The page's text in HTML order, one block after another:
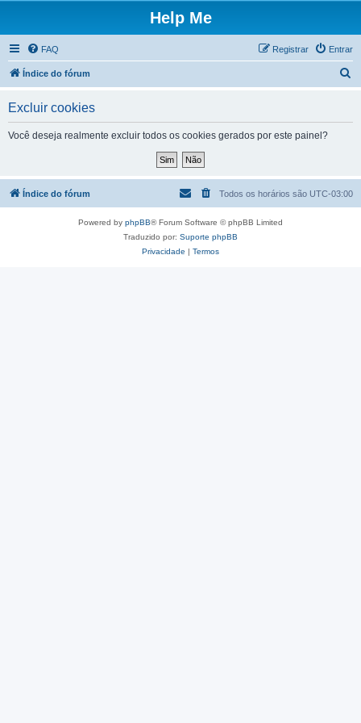
Help Me
FAQ Entrar
Registrar
Índice do fórum
a
Excluir cookies
Você deseja realmente excluir todos os cookies gerados por este painel?
Índice do fórum Todos os horários são UTC-03:00
Powered by phpBB® Forum Software © phpBB Limited
Traduzido por: Suporte phpBB
Privacidade | Termos